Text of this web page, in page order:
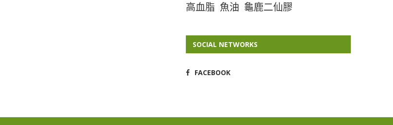
高血脂 魚油 龜鹿二仙膠
SOCIAL NETWORKS
FACEBOOK